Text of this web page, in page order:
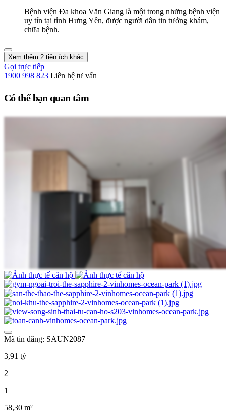
Bệnh viện Đa khoa Văn Giang là một trong những bệnh viện
uy tín tại tỉnh Hưng Yên, được người dân tin tưởng khám,
chữa bệnh.
Xem thêm 2 tiện ích khác
Gọi trực tiếp
1900 998 823 Liên hệ tư vấn
Có thể bạn quan tâm
Mã tin đăng: SAUN2087
3,91 tỷ
2
1
58,30 m²